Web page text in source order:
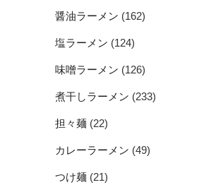
醤油ラーメン (162)
塩ラーメン (124)
味噌ラーメン (126)
煮干しラーメン (233)
担々麺 (22)
カレーラーメン (49)
つけ麺 (21)